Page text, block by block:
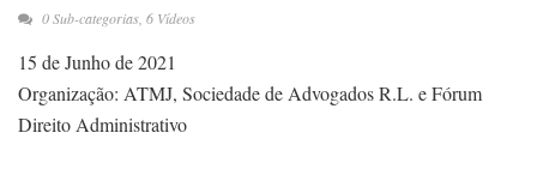
0 Sub-categorias, 6 Vídeos
15 de Junho de 2021
Organização: ATMJ, Sociedade de Advogados R.L. e Fórum
Direito Administrativo